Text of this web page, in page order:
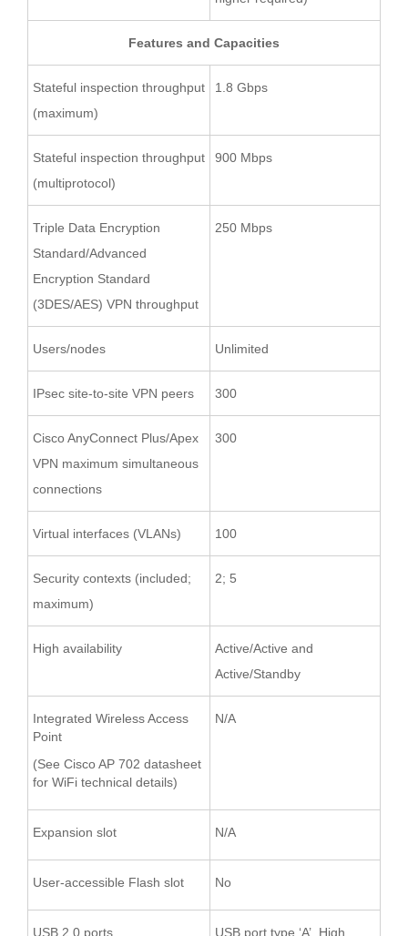
Features and Capacities
Stateful inspection throughput
(maximum)
1.8 Gbps
Stateful inspection throughput
(multiprotocol)
900 Mbps
Triple Data Encryption
Standard/Advanced
Encryption Standard
(3DES/AES) VPN throughput
250 Mbps
Users/nodes Unlimited
IPsec site-to-site VPN peers 300
Cisco AnyConnect Plus/Apex
VPN maximum simultaneous
connections
300
Virtual interfaces (VLANs) 100
Security contexts (included;
maximum)
2; 5
High availability
Active/Active and
Active/Standby
Integrated Wireless Access
Point
(See Cisco AP 702 datasheet
for WiFi technical details)
N/A
Expansion slot N/A
User-accessible Flash slot No
USB 2.0 ports USB port type ‘A’, High